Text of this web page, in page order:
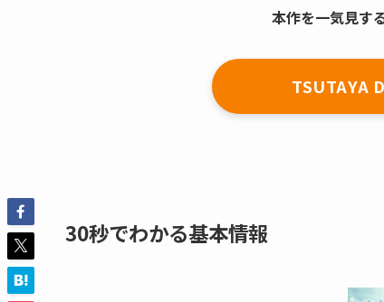
本作を一気見す
TSUTAYA
30秒でわかる基本情報